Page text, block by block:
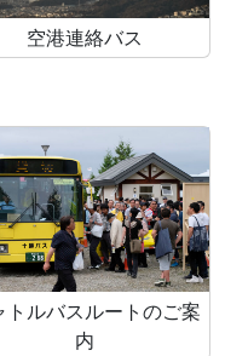
空港連絡バス
トルバスルートのご案
内